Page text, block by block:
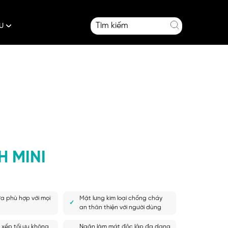
MINI
phù hợp với mọi
Mặt lưng kim loại chống cháy
an thân thiện với người dùng